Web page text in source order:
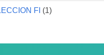
FI (1)